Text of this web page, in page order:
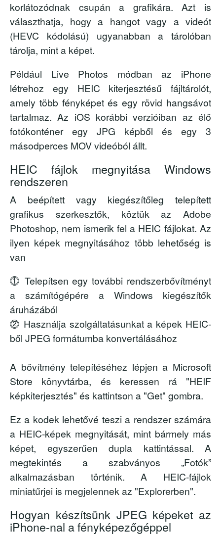
korlátozódnak csupán a grafikára. Azt is
választhatja, hogy a hangot vagy a videót
(HEVC kódolású) ugyanabban a tárolóban
tárolja, mint a képet.
Például Live Photos módban az iPhone
létrehoz egy HEIC kiterjesztésű fájltárolót,
amely több fényképet és egy rövid hangsávot
tartalmaz. Az iOS korábbi verzióiban az élő
fotókonténer egy JPG képből és egy 3
másodperces MOV videóból állt.
HEIC fájlok megnyitása Windows
rendszeren
A beépített vagy kiegészítőleg telepített
grafikus szerkesztők, köztük az Adobe
Photoshop, nem ismerik fel a HEIC fájlokat. Az
ilyen képek megnyitásához több lehetőség is
van
⓵ Telepítsen egy további rendszerbővítményt
a számítógépére a Windows kiegészítők
áruházából
⓶ Használja szolgáltatásunkat a képek HEIC-
ből JPEG formátumba konvertálásához
A bővítmény telepítéséhez lépjen a Microsoft
Store könyvtárba, és keressen rá "HEIF
képkiterjesztés" és kattintson a "Get" gombra.
Ez a kodek lehetővé teszi a rendszer számára
a HEIC-képek megnyitását, mint bármely más
képet, egyszerűen dupla kattintással. A
megtekintés a szabványos „Fotók”
alkalmazásban történik. A HEIC-fájlok
miniatűrjei is megjelennek az "Explorerben".
Hogyan készítsünk JPEG képeket az
iPhone-nal a fényképezőgéppel